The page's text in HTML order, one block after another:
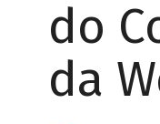
do
da